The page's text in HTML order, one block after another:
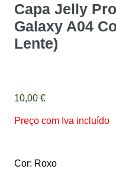
Capa Jelly
Galaxy A04
Lente)
10,00 €
Preço com Iva incluído
Cor: Roxo